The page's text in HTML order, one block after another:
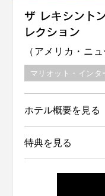
ザ レキシント
レクション
（アメリカ・ニュ
マリオット・インタ
ホテル概要を見る
特典を見る